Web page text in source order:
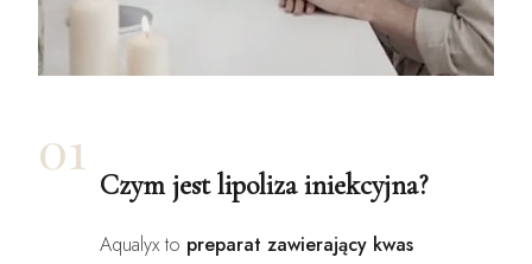
01
Czym jest lipoliza iniekcyjna?
Aqualyx to preparat zawierający kwas